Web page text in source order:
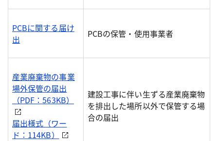
PCBに関する届け
出
PCBの保管・使用事業者
産業廃棄物の事業
場外保管の届出
（PDF：563KB）
届出様式（ワー
ド：114KB）
建設工事に伴い生ずる産業廃棄物
を排出した場所以外で保管する場
合の届出